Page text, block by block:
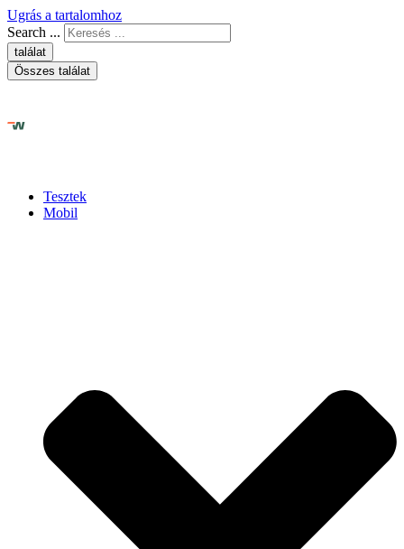
Ugrás a tartalomhoz
Search ...
találat
Összes találat
Tesztek
Mobil